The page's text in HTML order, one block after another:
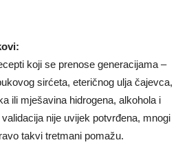
koji se prenose generacijama –
sirćeta, eteričnog ulja čajevca,
ili mješavina hidrogena, alkohola i
nije uvijek potvrđena, mnogi
takvi tretmani pomažu.